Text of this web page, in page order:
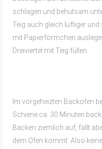
schlagen und behutsam
Teig auch gleich luftiger
mit Papierförmchen
Dreiviertel mit Teig füllen.
Im vorgeheizten Backofen
Schiene ca. 30 Minuten
Backen ziemlich auf, fällt
dem Ofen kommt. Also